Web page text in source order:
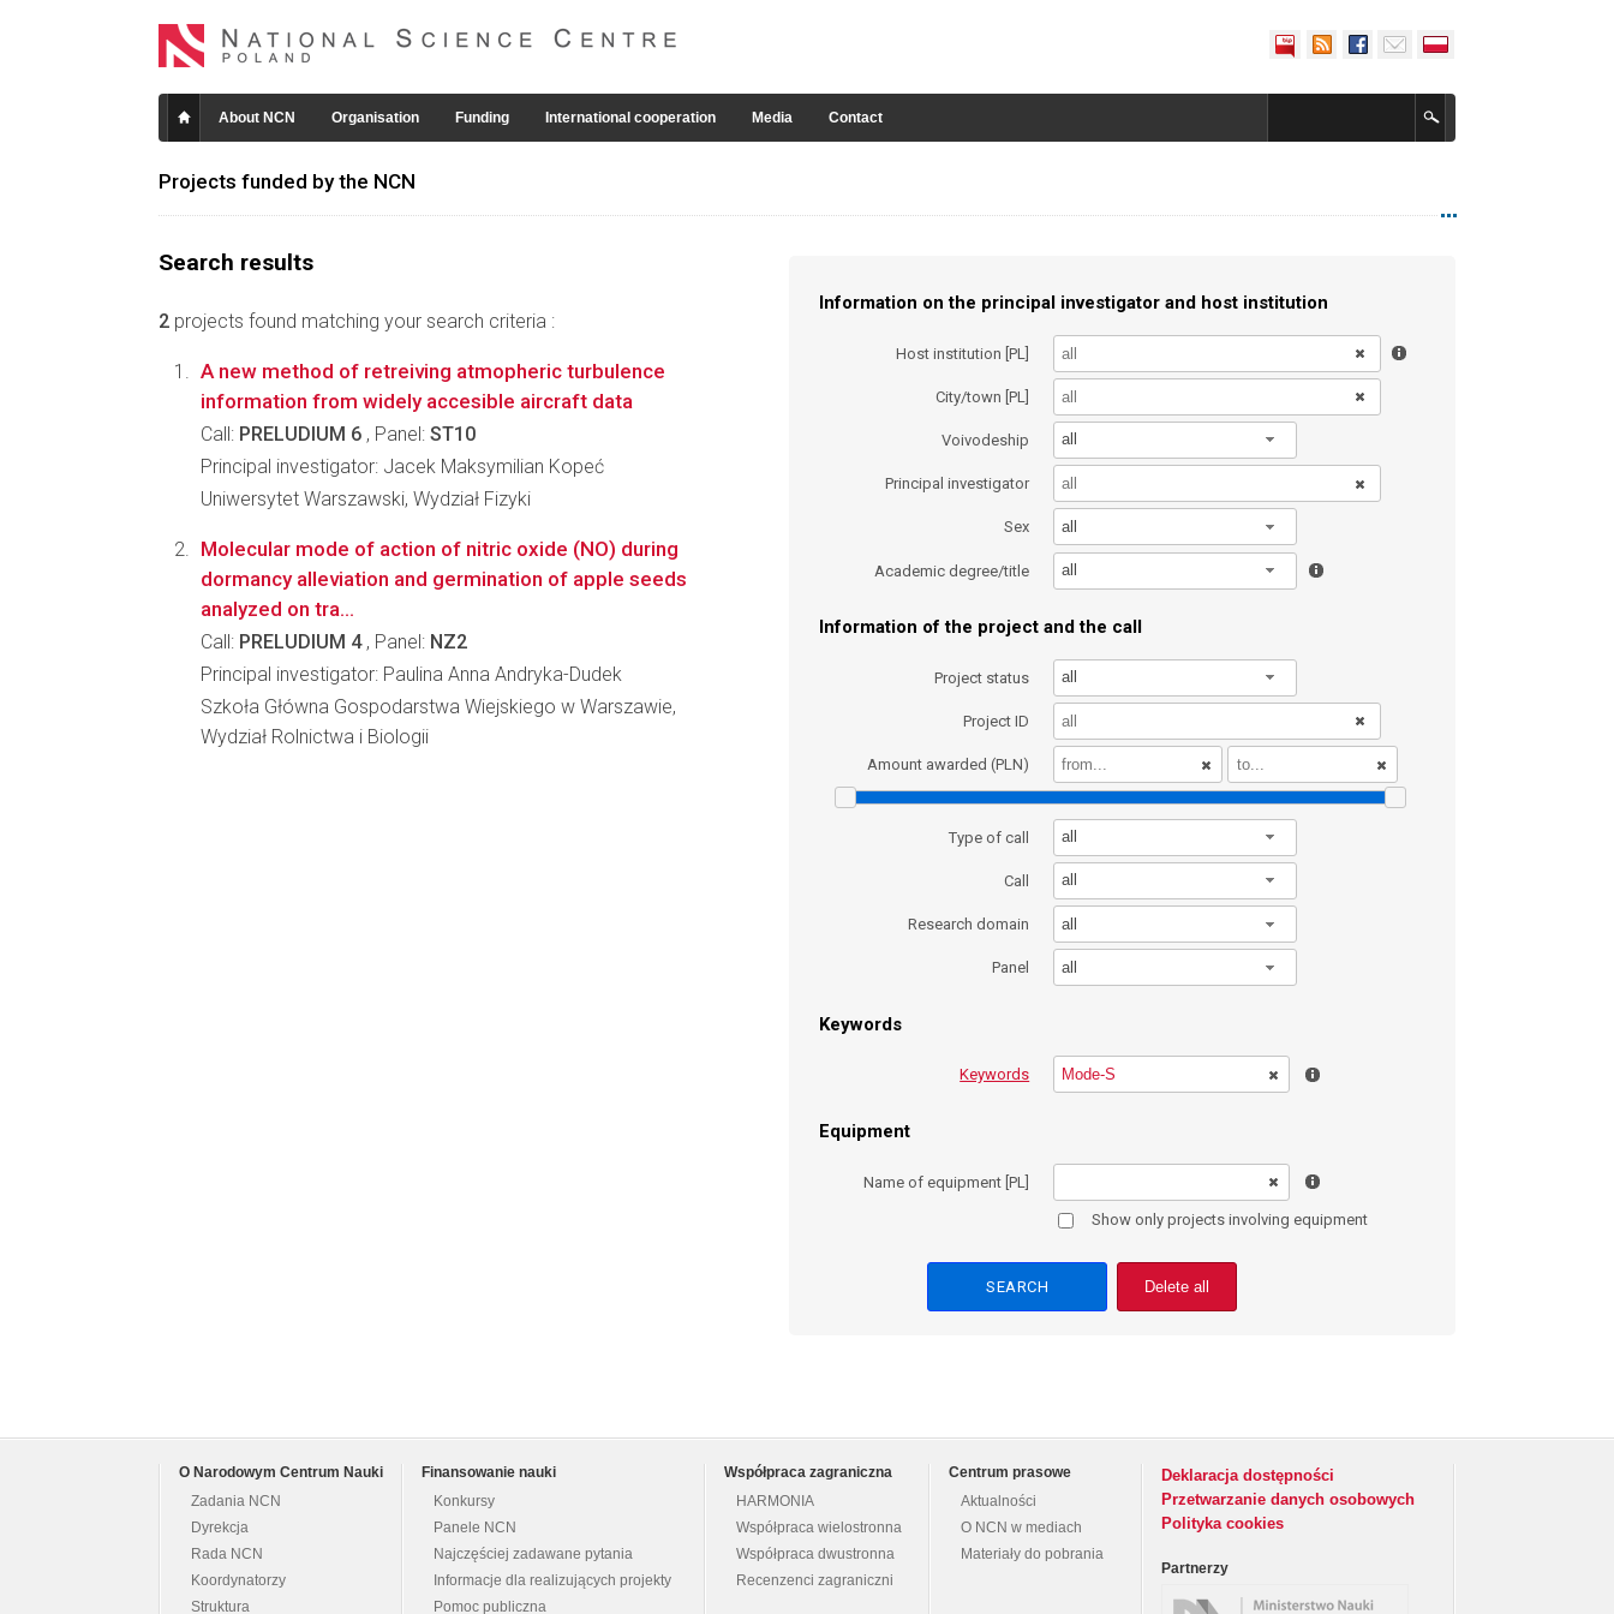
About NCN Organisation Funding International cooperation Media Contact
Projects funded by the NCN
Search results
2 projects found matching your search criteria :
Information on the principal investigator and host institution
Host institution [PL]
City/town [PL]
Voivodeship all
Principal investigator
Sex all
Academic degree/title all
Information of the project and the call
Project status all
Project ID
Amount awarded (PLN)
Type of call all
Call all
Research domain all
Panel all
Keywords
Keywords
Equipment
Name of equipment [PL]
Show only projects involving equipment
Delete all
A new method of retreiving atmopheric turbulence
information from widely accesible aircraft data
Call: PRELUDIUM 6 , Panel: ST10
Principal investigator: Jacek Maksymilian Kopeć
Uniwersytet Warszawski, Wydział Fizyki
Molecular mode of action of nitric oxide (NO) during
dormancy alleviation and germination of apple seeds
analyzed on tra...
Call: PRELUDIUM 4, Panel: NZ2
Principal investigator: Paulina Anna Andryka-Dudek
Szkoła Główna Gospodarstwa Wiejskiego w Warszawie,
Wydział Rolnictwa i Biologii
O Narodowym Centrum Nauki
Zadania NCN
Dyrekcja
Rada NCN
Koordynatorzy
Struktura
Finansowanie nauki
Konkursy
Panele NCN
Najczęściej zadawane pytania
Informacje dla realizujących projekty
Pomoc publiczna
Współpraca zagraniczna
HARMONIA
Współpraca wielostronna
Współpraca dwustronna
Recenzenci zagraniczni
Centrum prasowe
Aktualności
O NCN w mediach
Materiały do pobrania
Deklaracja dostępności
Przetwarzanie danych osobowych
Polityka cookies
Partnerzy